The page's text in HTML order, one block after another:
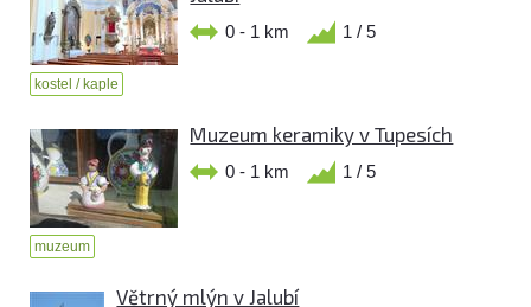
0 - 1 km 1 / 5
kostel / kaple
Muzeum keramiky v Tupesích
0 - 1 km 1 / 5
muzeum
Větrný mlýn v Jalubí